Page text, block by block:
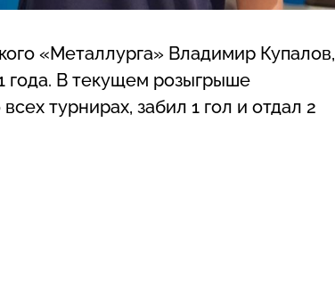
«Металлурга» Владимир Купалов,
года. В текущем розыгрыше
турнирах, забил 1 гол и отдал 2